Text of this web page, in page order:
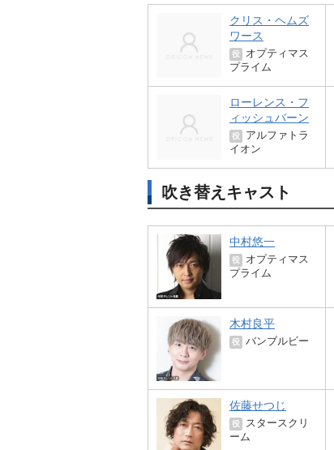
クリス・ヘムズ
ワース
役
オプティマス
プライム
ローレンス・フ
ィッシュバーン
役
アルファトラ
イオン
吹き替えキャスト
中村悠一
役
オプティマス
プライム
木村良平
役 バンブルビー
佐藤せつじ
役
スタースクリ
ーム